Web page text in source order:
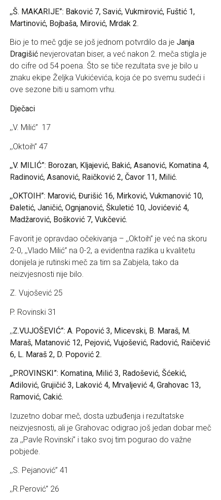
,,Š. MAKARIJE”: Baković 7, Savić, Vukmirović, Fuštić 1,
Martinović, Bojbaša, Mirović, Mrdak 2.
Bio je to meč gdje se još jednom potvrdilo da je Janja
Dragišić nevjerovatan biser, a već nakon 2. meča stigla je
do cifre od 54 poena. Što se tiče rezultata sve je bilo u
znaku ekipe Željka Vukićevića, koja će po svemu sudeći i
ove sezone biti u samom vrhu.
Dječaci
,,V. Milić” 17
,,Oktoih” 47
,,V. MILIĆ”: Borozan, Kljajević, Bakić, Asanović, Komatina 4,
Radinović, Asanović, Raičković 2, Čavor 11, Milić.
,,OKTOIH”: Marović, Đurišić 16, Mirković, Vukmanović 10,
Đaletić, Janičić, Ognjanović, Škuletić 10, Jovićević 4,
Madžarović, Bošković 7, Vukčević.
Favorit je opravdao očekivanja – ,,Oktoih” je već na skoru
2-0, ,,Vlado Milić” na 0-2, a evidentna razlika u kvalitetu
donijela je rutinski meč za tim sa Zabjela, tako da
neizvjesnosti nije bilo.
Z. Vujošević 25
P. Rovinski 31
,,Z.VUJOŠEVIĆ”: A. Popović 3, Micevski, B. Maraš, M.
Maraš, Matanović 12, Pejović, Vujošević, Radović, Raičević
6, L. Maraš 2, D. Popović 2.
,,P.ROVINSKI”: Komatina, Milić 3, Radošević, Šćekić,
Adilović, Grujičić 3, Laković 4, Mrvaljević 4, Grahovac 13,
Ramović, Cakić.
Izuzetno dobar meč, dosta uzbuđenja i rezultatske
neizvjesnosti, ali je Grahovac odigrao još jedan dobar meč
za ,,Pavle Rovinski” i tako svoj tim pogurao do važne
pobjede.
,,S. Pejanović” 41
,,R.Perović” 26